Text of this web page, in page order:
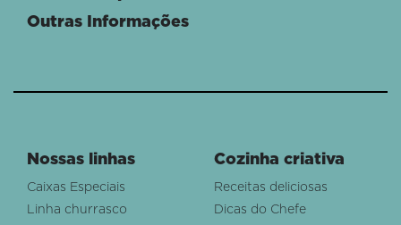
Outras Informações
Nossas linhas
Caixas Especiais
Linha churrasco
Cozinha criativa
Receitas deliciosas
Dicas do Chefe